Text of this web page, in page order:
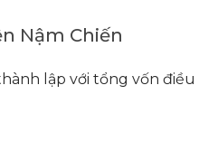
Nậm Chiến
lập với tổng vốn